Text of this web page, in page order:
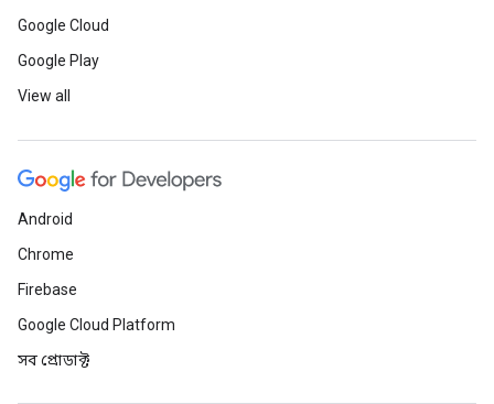
Google Cloud
Google Play
View all
Android
Chrome
Firebase
Google Cloud Platform
সব প্রোডাক্ট